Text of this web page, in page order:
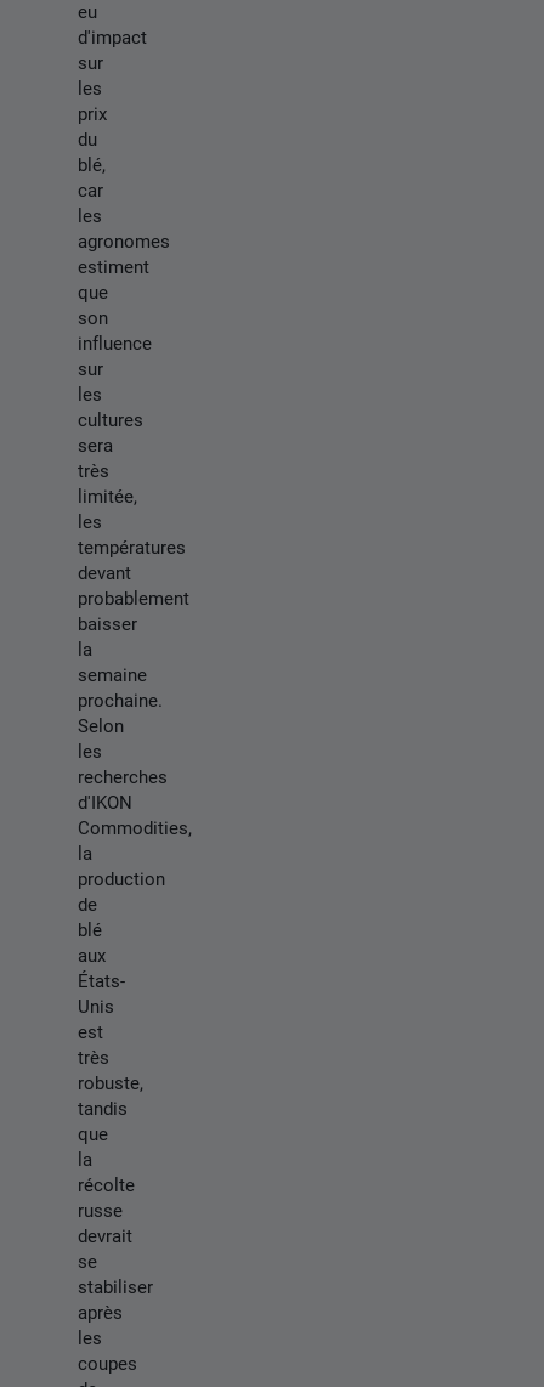
eu
d'impact
sur
les
prix
du
blé,
car
les
agronomes
estiment
que
son
influence
sur
les
cultures
sera
très
limitée,
les
températures
devant
probablement
baisser
la
semaine
prochaine.
Selon
les
recherches
d'IKON
Commodities,
la
production
de
blé
aux
États-
Unis
est
très
robuste,
tandis
que
la
récolte
russe
devrait
se
stabiliser
après
les
coupes